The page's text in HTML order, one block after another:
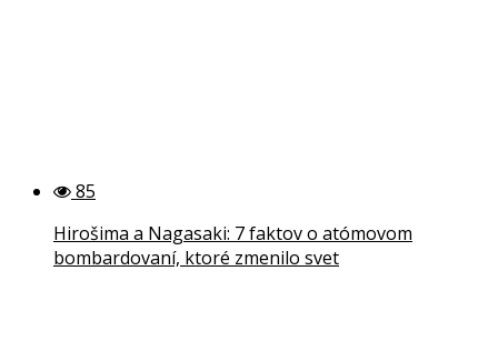
85
Hirošima a Nagasaki: 7 faktov o atómovom
bombardovaní, ktoré zmenilo svet